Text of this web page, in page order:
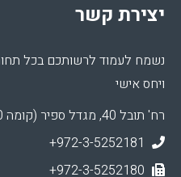
יצירת קשר
נשמח לעמוד לרשותכם בכל
ויחס אישי
רח' תובל 40, מגדל ספיר (קומה 20), רמת גן 5252247
+972-3-5252181
+972-3-5252180